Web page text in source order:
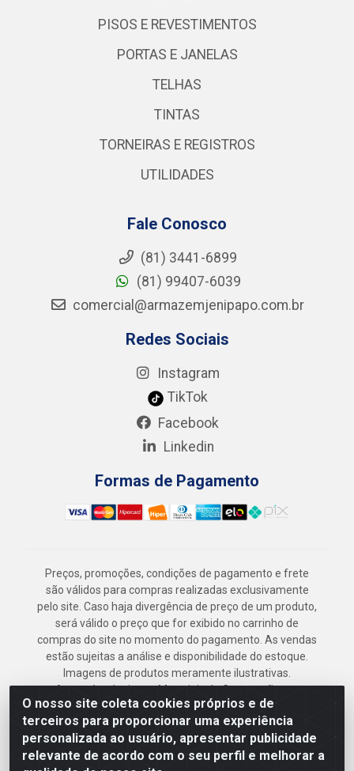
O nosso site coleta cookies próprios e de
terceiros para proporcionar uma experiência
personalizada ao usuário, apresentar publicidade
relevante de acordo com o seu perfil e melhorar a
PISOS E REVESTIMENTOS
PORTAS E JANELAS
TELHAS
TINTAS
TORNEIRAS E REGISTROS
UTILIDADES
Fale Conosco
(81) 3441-6899
(81) 99407-6039
comercial@armazemjenipapo.com.br
Redes Sociais
Instagram
TikTok
Facebook
Linkedin
Formas de Pagamento
Preços, promoções, condições de pagamento e frete
são válidos para compras realizadas exclusivamente
pelo site. Caso haja divergência de preço de um produto,
será válido o preço que for exibido no carrinho de
compras do site no momento do pagamento. As vendas
estão sujeitas a análise e disponibilidade do estoque.
Imagens de produtos meramente ilustrativas.
Armazém Jenipapo Materiais de Construção em
Geral LTDA - Rua das Flores, 2691 - Guabiraba,
Recife/PE - CEP 52.291-630 - CNPJ
41.097.379/0001-